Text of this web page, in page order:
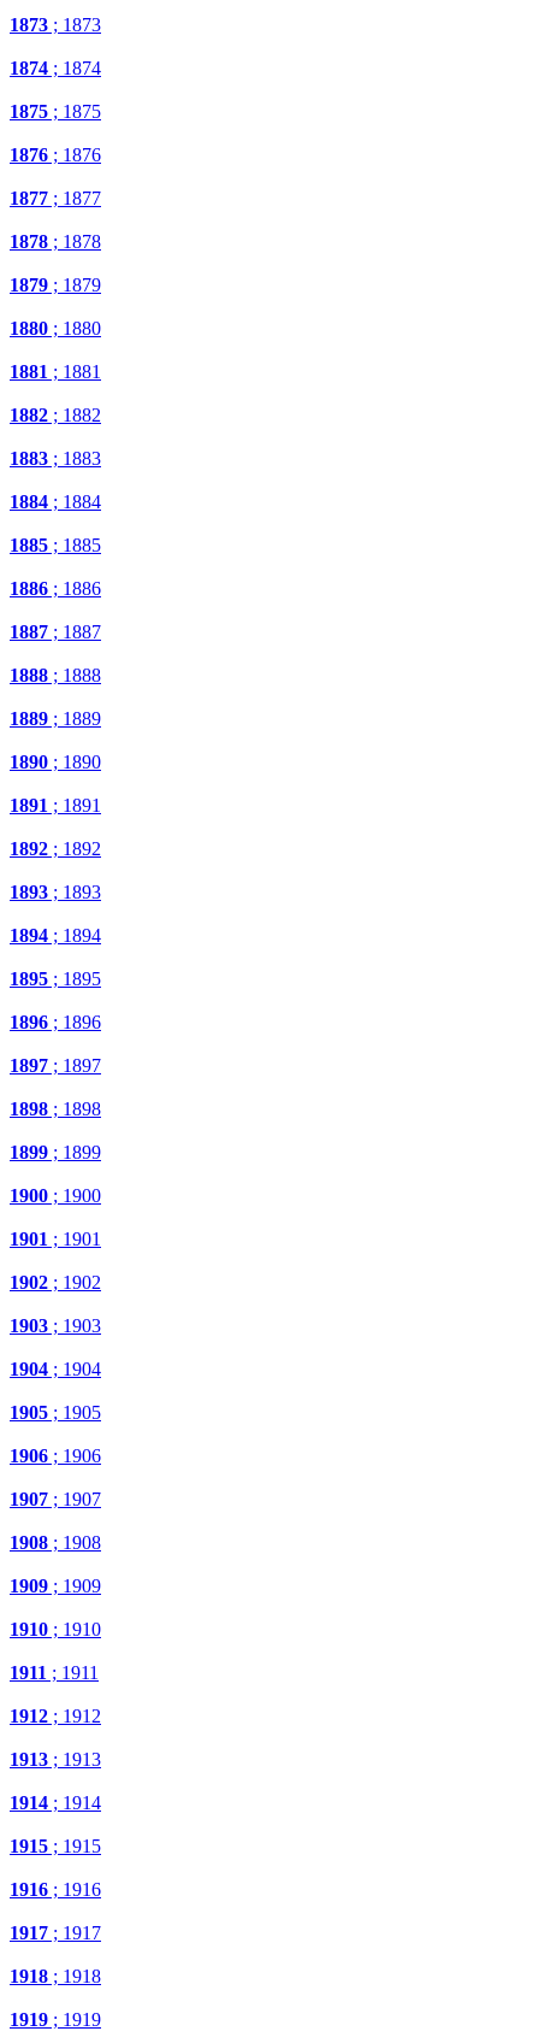
1873 ; 1873
1874 ; 1874
1875 ; 1875
1876 ; 1876
1877 ; 1877
1878 ; 1878
1879 ; 1879
1880 ; 1880
1881 ; 1881
1882 ; 1882
1883 ; 1883
1884 ; 1884
1885 ; 1885
1886 ; 1886
1887 ; 1887
1888 ; 1888
1889 ; 1889
1890 ; 1890
1891 ; 1891
1892 ; 1892
1893 ; 1893
1894 ; 1894
1895 ; 1895
1896 ; 1896
1897 ; 1897
1898 ; 1898
1899 ; 1899
1900 ; 1900
1901 ; 1901
1902 ; 1902
1903 ; 1903
1904 ; 1904
1905 ; 1905
1906 ; 1906
1907 ; 1907
1908 ; 1908
1909 ; 1909
1910 ; 1910
1911 ; 1911
1912 ; 1912
1913 ; 1913
1914 ; 1914
1915 ; 1915
1916 ; 1916
1917 ; 1917
1918 ; 1918
1919 ; 1919